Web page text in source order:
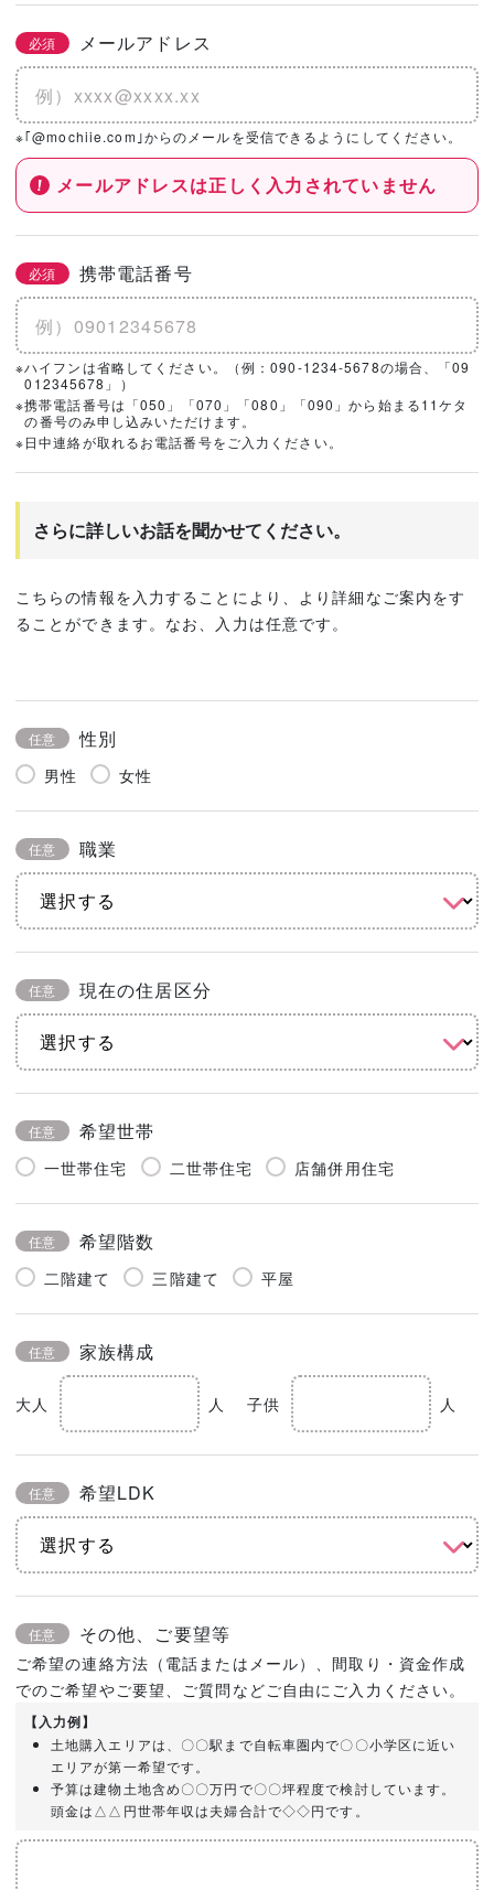
必須 メールアドレス
※｢@mochiie.com｣からのメールを受信できるようにしてください。
メールアドレスは正しく入力されていません
必須 携帯電話番号
※ハイフンは省略してください。（例：090-1234-5678の場合、「09
012345678」）
※携帯電話番号は「050」「070」「080」「090」から始まる11ケタ
の番号のみ申し込みいただけます。
※日中連絡が取れるお電話番号をご入力ください。
さらに詳しいお話を聞かせてください。
こちらの情報を入力することにより、より詳細なご案内をす
ることができます。なお、入力は任意です。
任意 性別
男性 女性
任意 職業
任意 現在の住居区分
任意 希望世帯
一世帯住宅 二世帯住宅 店舗併用住宅
任意 希望階数
二階建て 三階建て 平屋
任意 家族構成
大人 人 子供 人
任意 希望LDK
任意 その他、ご要望等
ご希望の連絡方法（電話またはメール）、間取り・資金作成
でのご希望やご要望、ご質問などご自由にご入力ください。
【入力例】
土地購入エリアは、〇〇駅まで自転車圏内で〇〇小学区に近い
エリアが第一希望です。
予算は建物土地含め〇〇万円で〇〇坪程度で検討しています。
頭金は△△円世帯年収は夫婦合計で◇◇円です。